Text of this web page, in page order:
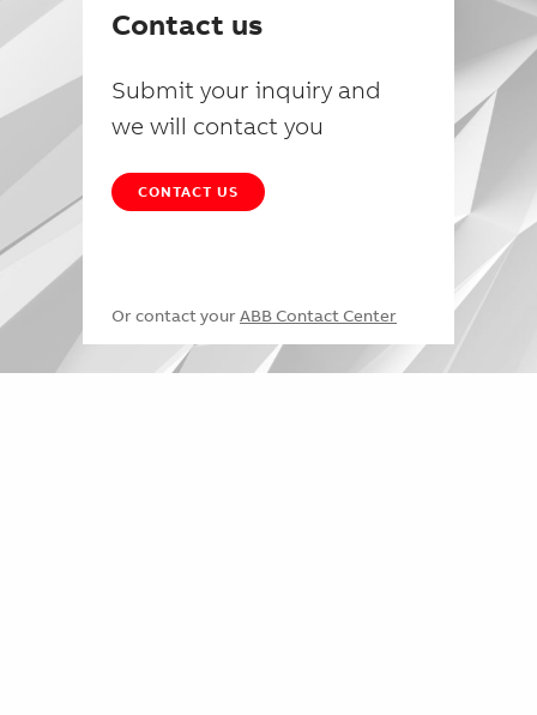
Contact us
Submit your inquiry and
we will contact you
CONTACT US
Or contact your ABB Contact Center